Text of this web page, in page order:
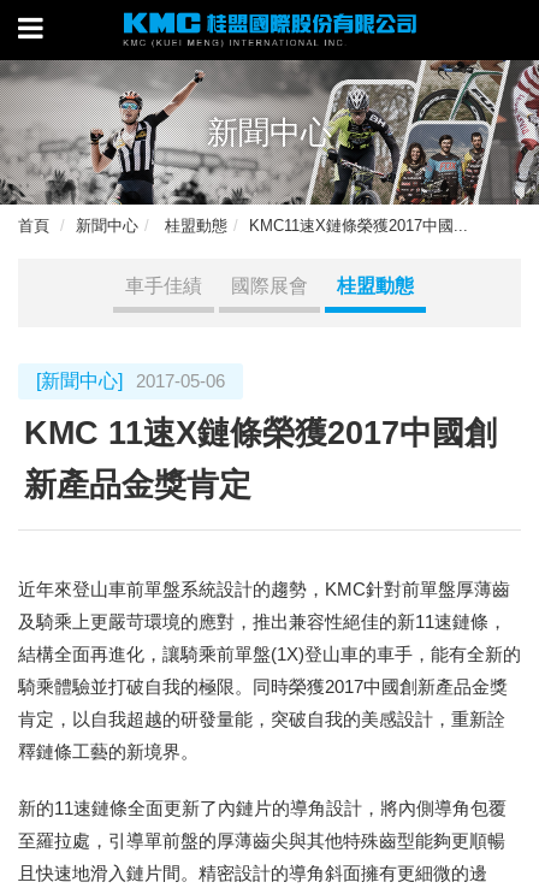
新聞中心
首頁 新聞中心 桂盟動態 KMC11速X鏈條榮獲2017中國...
車手佳績 國際展會 桂盟動態
[新聞中心] 2017-05-06
KMC 11速X鏈條榮獲2017中國創
新產品金獎肯定
近年來登山車前單盤系統設計的趨勢，KMC針對前單盤厚薄齒
及騎乘上更嚴苛環境的應對，推出兼容性絕佳的新11速鏈條，
結構全面再進化，讓騎乘前單盤(1X)登山車的車手，能有全新的
騎乘體驗並打破自我的極限。同時榮獲2017中國創新產品金獎
肯定，以自我超越的研發量能，突破自我的美感設計，重新詮
釋鏈條工藝的新境界。
新的11速鏈條全面更新了內鏈片的導角設計，將內側導角包覆
至羅拉處，引導單前盤的厚薄齒尖與其他特殊齒型能夠更順暢
且快速地滑入鏈片間。精密設計的導角斜面擁有更細微的邊